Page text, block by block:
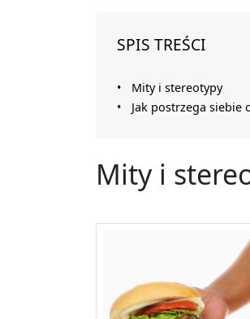
SPIS TREŚCI
Mity i stereotypy
Jak postrzega siebie
Mity i